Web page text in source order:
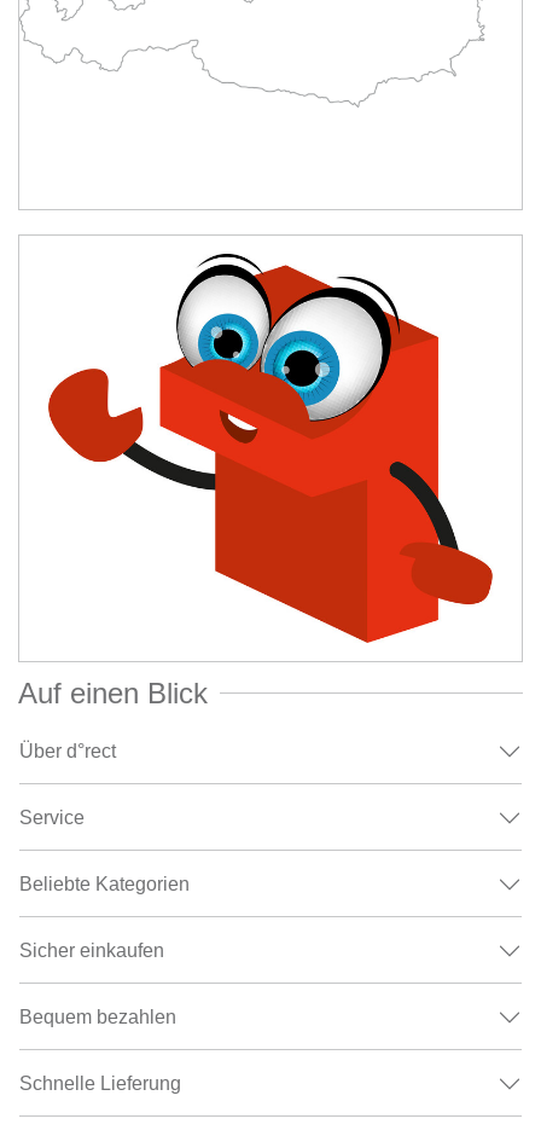
Auf einen Blick
Über d°rect
Service
Beliebte Kategorien
Sicher einkaufen
Bequem bezahlen
Schnelle Lieferung